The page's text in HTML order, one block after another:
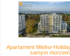
Apartament Mielno-
samym morzem.